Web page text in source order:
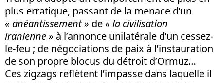
plus erratique, passant de la menace d’un
« anéantissement » de « la civilisation
iranienne » à l’annonce unilatérale d’un cessez-
le-feu ; de négociations de paix à l’instauration
de son propre blocus du détroit d’Ormuz…
Ces zigzags reflètent l’impasse dans laquelle il